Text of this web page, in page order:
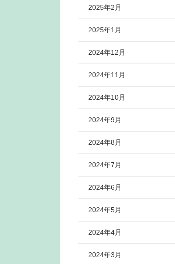
2025年2月
2025年1月
2024年12月
2024年11月
2024年10月
2024年9月
2024年8月
2024年7月
2024年6月
2024年5月
2024年4月
2024年3月